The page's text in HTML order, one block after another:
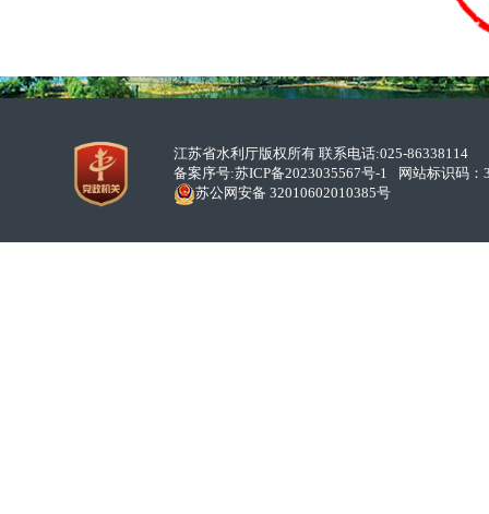
江苏省水利厅版权所有 联系电话:025-86338114
备案序号:苏ICP备2023035567号-1
网站标识码：
苏公网安备 32010602010385号